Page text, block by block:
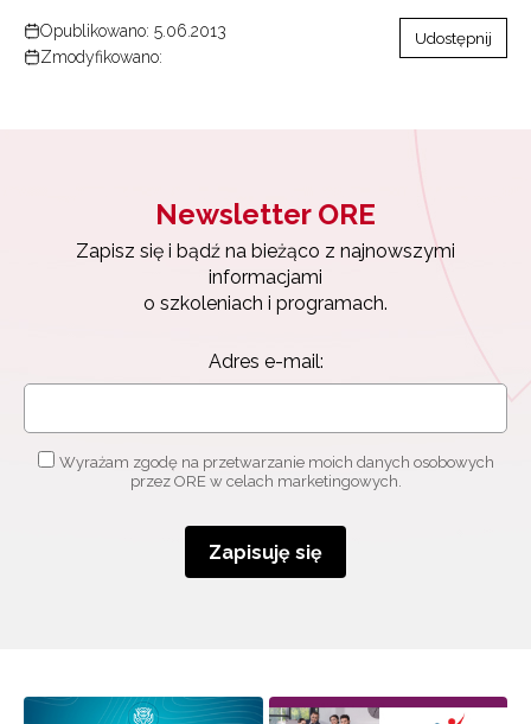
Opublikowano: 5.06.2013
Zmodyfikowano:
Udostępnij
Newsletter ORE
Zapisz się i bądź na bieżąco z najnowszymi
informacjami
o szkoleniach i programach.
Adres e-mail:
Wyrażam zgodę na przetwarzanie moich danych osobowych
przez ORE w celach marketingowych.
Zapisuję się